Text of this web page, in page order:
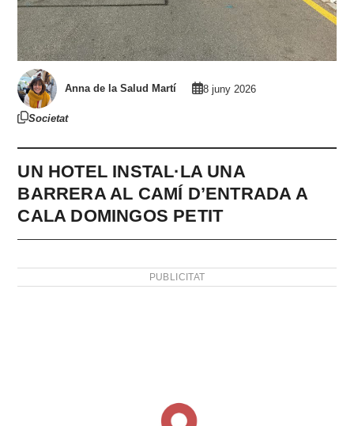
Anna de la Salud Martí 8 juny 2026
Societat
UN HOTEL INSTAL·LA UNA
BARRERA AL CAMÍ D’ENTRADA A
CALA DOMINGOS PETIT
PUBLICITAT